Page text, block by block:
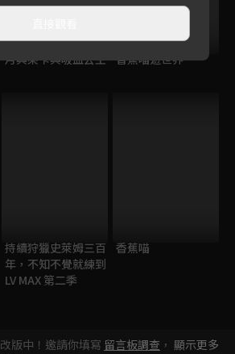
月與萊卡與吸血公主 香蕉喵遊世界
持續狩獵史萊姆三百
年，不知不覺就練到
LV MAX 第二季
香蕉喵
版中！邀請你填寫 留言板調查 ， 顯示更多